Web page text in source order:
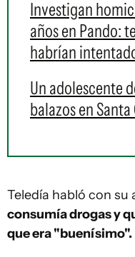
Investigan
años en Pando:
habrían
Un adolescente
balazos en
Teledía habló con su
consumía drogas y
que era "buenísimo".